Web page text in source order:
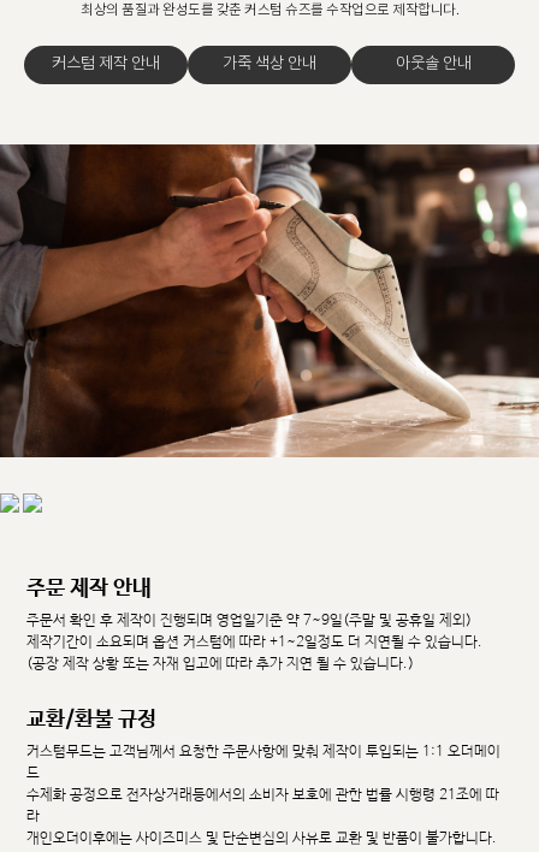
최상의 품질과 완성도를 갖춘 커스텀 슈즈를 수작업으로 제작합니다.
커스텀 제작 안내 가죽 색상 안내 아웃솔 안내
주문 제작 안내
주문서 확인 후 제작이 진행되며 영업일기준 약 7~9일(주말 및 공휴일 제외)
제작기간이 소요되며 옵션 커스텀에 따라 +1~2일정도 더 지연될 수 있습니다.
(공장 제작 상황 또는 자재 입고에 따라 추가 지연 될 수 있습니다.)
교환/환불 규정
커스텀무드는 고객님께서 요청한 주문사항에 맞춰 제작이 투입되는 1:1 오더메이
드
수제화 공정으로 전자상거래등에서의 소비자 보호에 관한 법률 시행령 21조에 따
라
개인오더이후에는 사이즈미스 및 단순변심의 사유로 교환 및 반품이 불가합니다.